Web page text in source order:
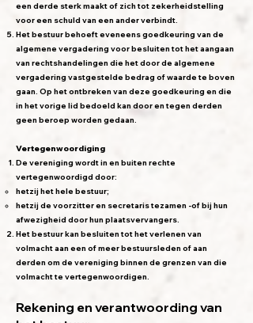
een derde sterk maakt of zich tot zekerheidstelling
voor een schuld van een ander verbindt.
Het bestuur behoeft eveneens goedkeuring van de
algemene vergadering voor besluiten tot het aangaan
van rechtshandelingen die het door de algemene
vergadering vastgestelde bedrag of waarde te boven
gaan. Op het ontbreken van deze goedkeuring en die
in het vorige lid bedoeld kan door en tegen derden
geen beroep worden gedaan.
Vertegenwoordiging
De vereniging wordt in en buiten rechte
vertegenwoordigd door:
hetzij het hele bestuur;
hetzij de voorzitter en secretaris tezamen -of bij hun
afwezigheid door hun plaatsvervangers.
Het bestuur kan besluiten tot het verlenen van
volmacht aan een of meer bestuursleden of aan
derden om de vereniging binnen de grenzen van die
volmacht te vertegenwoordigen.
Rekening en verantwoording van